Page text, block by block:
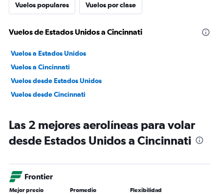
Vuelos populares Vuelos por clase
Vuelos de Estados Unidos a Cincinnati
Vuelos a Estados Unidos
Vuelos a Cincinnati
Vuelos desde Estados Unidos
Vuelos desde Cincinnati
Las 2 mejores aerolíneas para volar
desde Estados Unidos a Cincinnati
Frontier
Mejor precio Promedio Flexibilidad